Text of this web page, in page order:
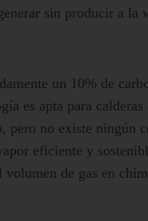
sin producir a la
un 10% de
es apta para
pero no existe ningún
eficiente y
de gas en